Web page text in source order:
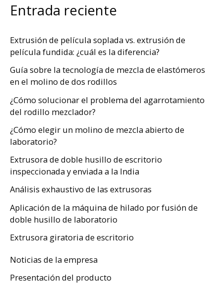
Entrada reciente
Extrusión de película soplada vs. extrusión de
película fundida: ¿cuál es la diferencia?
Guía sobre la tecnología de mezcla de elastómeros
en el molino de dos rodillos
¿Cómo solucionar el problema del agarrotamiento
del rodillo mezclador?
¿Cómo elegir un molino de mezcla abierto de
laboratorio?
Extrusora de doble husillo de escritorio
inspeccionada y enviada a la India
Análisis exhaustivo de las extrusoras
Aplicación de la máquina de hilado por fusión de
doble husillo de laboratorio
Extrusora giratoria de escritorio
Noticias de la empresa
Presentación del producto